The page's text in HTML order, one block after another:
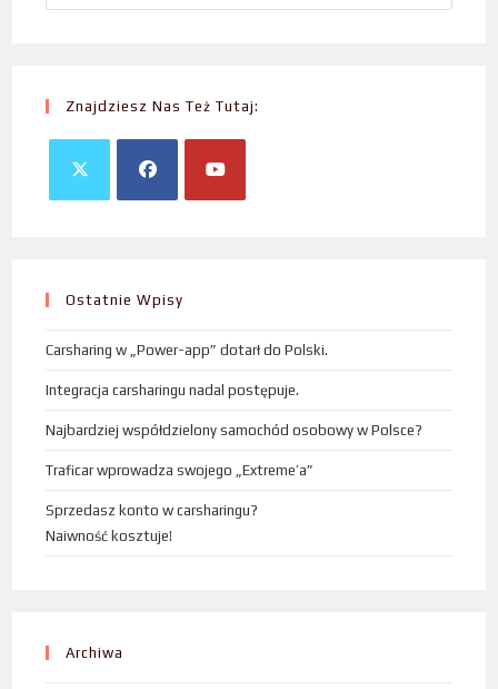
Znajdziesz Nas Też Tutaj:
Ostatnie Wpisy
Carsharing w „Power-app” dotarł do Polski.
Integracja carsharingu nadal postępuje.
Najbardziej współdzielony samochód osobowy w Polsce?
Traficar wprowadza swojego „Extreme’a”
Sprzedasz konto w carsharingu?
Naiwność kosztuje!
Archiwa